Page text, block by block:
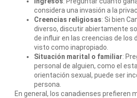
considera una invasión a la
Creencias religiosas: Si bien
diverso, discutir abiertamente
de influir en las creencias de los
visto como inapropiado.
Situación marital o familiar:
personal de alguien, como el
orientación sexual, puede ser
persona.
En general, los canadienses prefieren